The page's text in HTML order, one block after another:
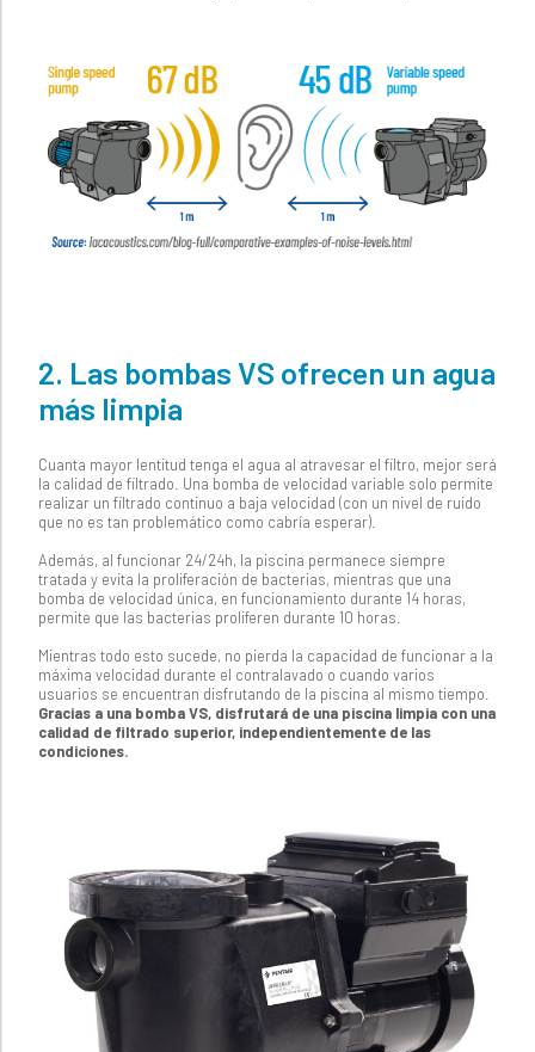
2. Las bombas VS ofrecen un agua
más limpia
Cuanta mayor lentitud tenga el agua al atravesar el filtro, mejor será
la calidad de filtrado. Una bomba de velocidad variable solo permite
realizar un filtrado continuo a baja velocidad (con un nivel de ruido
que no es tan problemático como cabría esperar).
Además, al funcionar 24/24h, la piscina permanece siempre
tratada y evita la proliferación de bacterias, mientras que una
bomba de velocidad única, en funcionamiento durante 14 horas,
permite que las bacterias proliferen durante 10 horas.
Mientras todo esto sucede, no pierda la capacidad de funcionar a la
máxima velocidad durante el contralavado o cuando varios
usuarios se encuentran disfrutando de la piscina al mismo tiempo.
Gracias a una bomba VS, disfrutará de una piscina limpia con una
calidad de filtrado superior, independientemente de las
condiciones.